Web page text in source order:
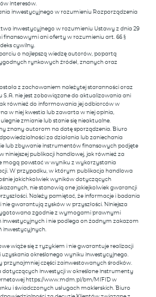
interesów.
inwestycyjnego w rozumieniu Rozporządzenia
inwestycyjnego w rozumieniu Ustawy z dnia 29
finansowymi ani oferty w rozumieniu art. 66 §
cywilny.
o najlepszą wiedzę autorów, popartą
rynkowych źródeł, znanych oraz
z zachowaniem należytej staranności oraz
S.A. nie jest zobowiązane do aktualizowania ani
również do informowania jej odbiorców w
w niej kwestia lub zawarta w niej opinia,
zmianie lub stanie się nieaktualne.
znany autorom na datę sporządzenia. Biuro
za działania lub zaniechania
lub zbywanie instrumentów finansowych podjęte
publikacji handlowej, jak również za
mogą powstać w wyniku z wykorzystania
W przypadku, w którym publikacja handlowa
jakichkolwiek wyników dotyczących
nie stanowią one jakiejkolwiek gwarancji
Należy pamiętać, że informacje i badania
gwarantują zysków w przyszłości. Niniejsza
zgodnie z wymogami prawnymi
inwestycyjnych i nie podlega on żadnym zakazom
inwestycyjnych.
wiąże się z ryzykiem i nie gwarantuje realizacji
uzyskania określonego wyniku inwestycyjnego.
przynajmniej części zainwestowanych środków.
dotyczących inwestycji w określone instrumenty
https://www.mdm.pl/bm/MIFID w
i świadczonych usługach maklerskich. Biuro